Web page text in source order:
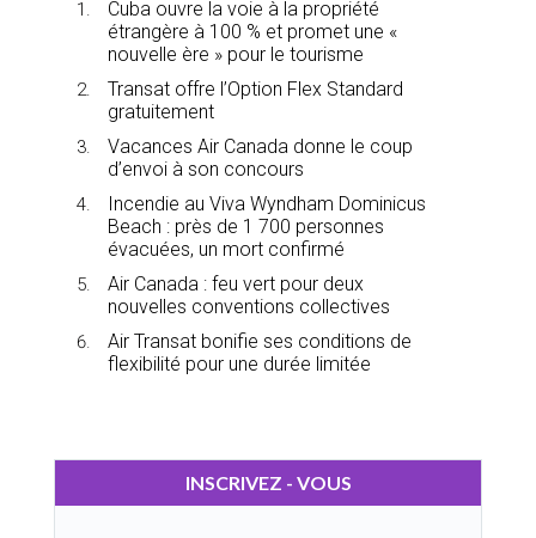
Cuba ouvre la voie à la propriété
étrangère à 100 % et promet une «
nouvelle ère » pour le tourisme
Transat offre l’Option Flex Standard
gratuitement
Vacances Air Canada donne le coup
d’envoi à son concours
Incendie au Viva Wyndham Dominicus
Beach : près de 1 700 personnes
évacuées, un mort confirmé
Air Canada : feu vert pour deux
nouvelles conventions collectives
Air Transat bonifie ses conditions de
flexibilité pour une durée limitée
INSCRIVEZ - VOUS